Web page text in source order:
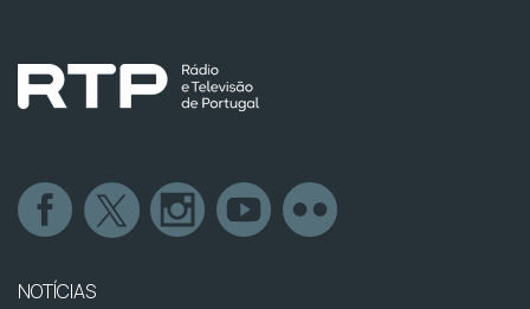
NOTÍCIAS